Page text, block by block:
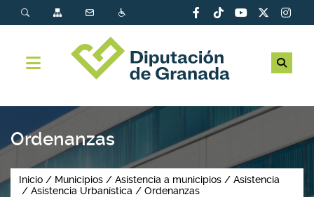
Ordenanzas
Inicio Municipios Asistencia a municipios
Asistencia
Asistencia Urbanística
Ordenanzas